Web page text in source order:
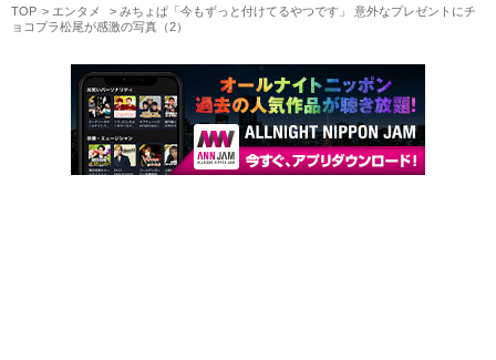
TOP エンタメ
みちょぱ「今もずっと付けてるやつです」 意外なプレゼントにチ
ョコプラ松尾が感激の写真（2）